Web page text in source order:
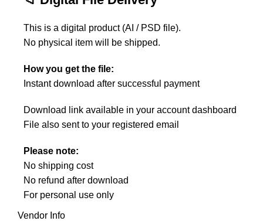
This is a digital product (AI / PSD file).
No physical item will be shipped.
How you get the file:
Instant download after successful payment
Download link available in your account dashboard
File also sent to your registered email
Please note:
No shipping cost
No refund after download
For personal use only
Vendor Info